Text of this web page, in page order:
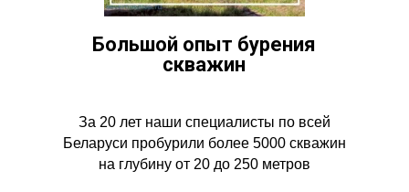
Большой опыт бурения
скважин
За 20 лет наши специалисты по всей
Беларуси пробурили более 5000 скважин
на глубину от 20 до 250 метров